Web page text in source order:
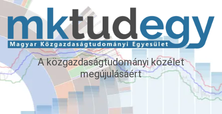
A közgazdaságtudományi közélet
megújulásáért